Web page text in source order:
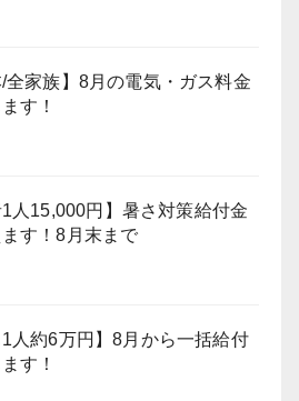
/全家族】8月の電気・ガス料金
す！
1人15,000円】暑さ対策給付金
す！8月末まで
1人約6万円】8月から一括給付
す！